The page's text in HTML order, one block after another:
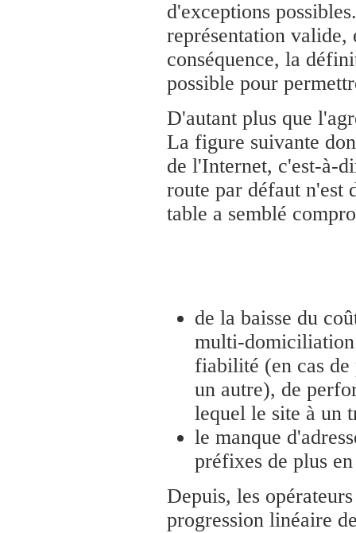
d'exceptions
représentation valide,
conséquence, la
possible pour
D'autant plus que
La figure suivante
de l'Internet, c'est-à-
route par défaut n'est
table a semblé
de la baisse du
multi-
fiabilité (en cas de
un autre), de
lequel le site à un
le manque
préfixes de plus
Depuis, les
progression linéaire